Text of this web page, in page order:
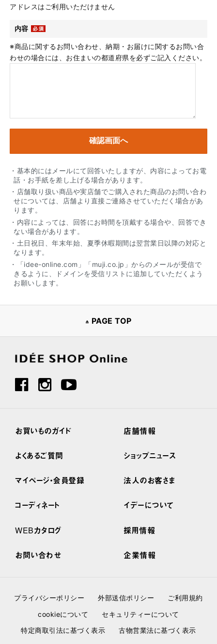
アドレスはご利用いただけません
内容
※商品に関するお問い合わせ、納期・お届けに関するお問い合
わせの場合には、お住まいの都道府県を必ずご記入ください。
・基本的にはメールにて回答いたしますが、内容によってお電
話・お手紙を差し上げる場合があります。
・店舗取り扱い商品や実店舗でご購入された商品のお問い合わ
せについては、店舗より直接ご連絡させていただく場合があ
ります。
・内容によっては、回答にお時間を頂戴する場合や、回答でき
ない場合があります。
・土日祝日、年末年始、夏季休暇期間は翌営業日以降の対応と
なります。
・「idee-online.com」「muji.co.jp」からのメールが受信で
きるように、ドメインを受信リストに追加していただくよう
お願いします。
PAGE TOP
お買いものガイド
よくあるご質問
マイページ・会員登録
コーディネート
WEBカタログ
お問い合わせ
店舗情報
ショップニュース
法人のお客さま
イデーについて
採用情報
企業情報
プライバシーポリシー 外部送信ポリシー
ご利用規約
cookieについて
セキュリティーについて
特定商取引法に基づく表示
古物営業法に基づく表示